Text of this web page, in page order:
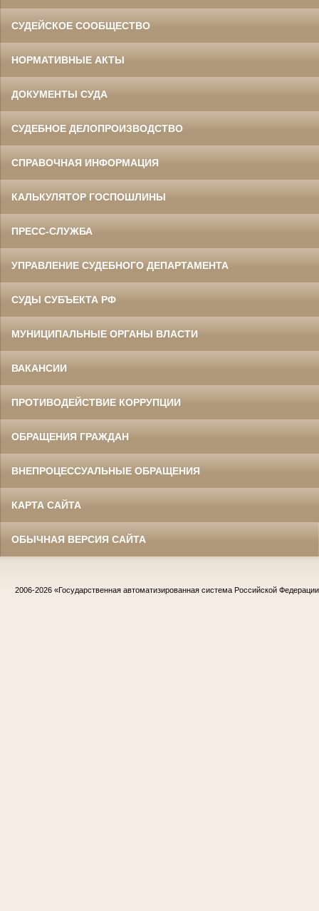
СУДЕЙСКОЕ СООБЩЕСТВО
НОРМАТИВНЫЕ АКТЫ
ДОКУМЕНТЫ СУДА
СУДЕБНОЕ ДЕЛОПРОИЗВОДСТВО
СПРАВОЧНАЯ ИНФОРМАЦИЯ
КАЛЬКУЛЯТОР ГОСПОШЛИНЫ
ПРЕСС-СЛУЖБА
УПРАВЛЕНИЕ СУДЕБНОГО ДЕПАРТАМЕНТА
СУДЫ СУБЪЕКТА РФ
МУНИЦИПАЛЬНЫЕ ОРГАНЫ ВЛАСТИ
ВАКАНСИИ
ПРОТИВОДЕЙСТВИЕ КОРРУПЦИИ
ОБРАЩЕНИЯ ГРАЖДАН
ВНЕПРОЦЕССУАЛЬНЫЕ ОБРАЩЕНИЯ
КАРТА САЙТА
ОБЫЧНАЯ ВЕРСИЯ САЙТА
2006-2026 «Государственная автоматизированная система Российской